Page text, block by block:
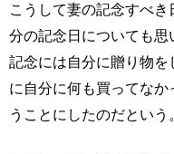
こうして妻の記念すべ
分の記念日についても
記念には自分に贈り物を
に自分に何も買ってな
うことにしたのだという。